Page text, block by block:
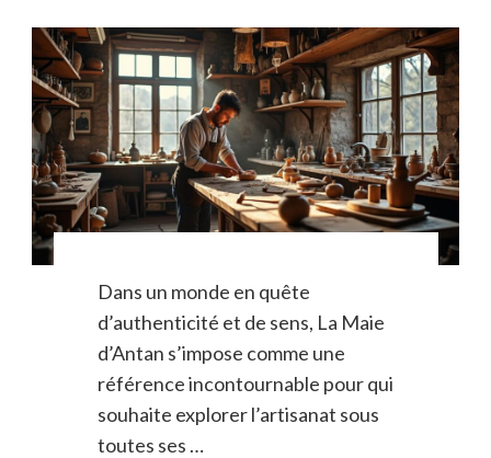
Dans un monde en quête
d’authenticité et de sens, La Maie
d’Antan s’impose comme une
référence incontournable pour qui
souhaite explorer l’artisanat sous
toutes ses …